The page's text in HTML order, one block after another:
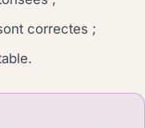
correctes ;